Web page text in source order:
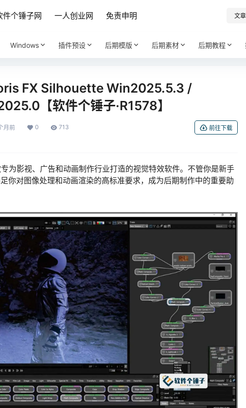
件个锤子网 一人创业网 免责申明 文章
Windows 插件预设 后期模版 后期素材 后期教程
FX Silhouette Win2025.5.3 /
【软件个锤子·R1578】
月前 0 713 前往下载
为影视、广告和动画制作行业打造的视觉特效软件。不管你是新手
你对图像处理和动画渲染的高标准要求，成为后期制作中的重要助